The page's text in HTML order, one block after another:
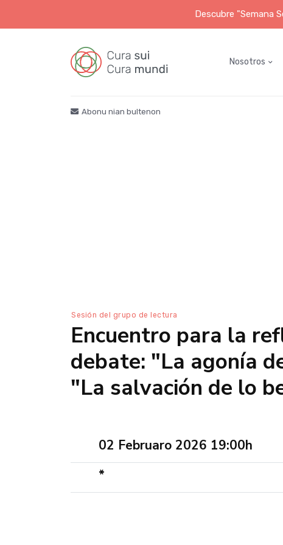
Descubre "Semana
Nosotros
Abonu nian bultenon
Sesión del grupo de lectura
Encuentro para la
debate: "La agonía
"La salvación de lo
02 Februaro 2026 19:00h
*